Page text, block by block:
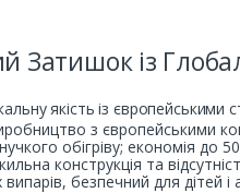
Затишок із
якість із європейськими
з європейськими
обігріву; економія до
конструкція та
безпечний для дітей і